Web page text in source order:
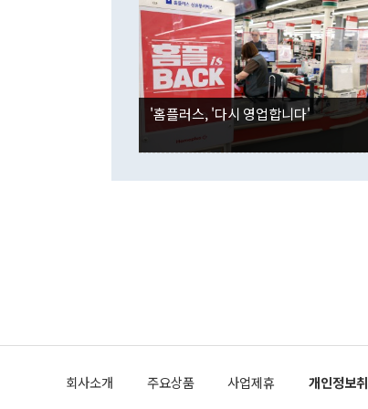
은 "
잘랐
않았
사합
권이
뒤 "
부의
를
련 부
하고
이나
공하
인의
각각
국인
감소
경신
분기
다.
다.
'홈플러스, '다시 영업합니다'
회사소개 주요상품 사업제휴 개인정보